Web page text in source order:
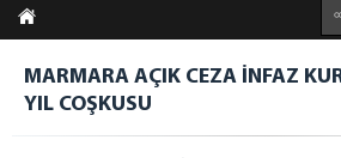
Kurumumuz
Faaliyet Alanı
Duruşma Salonu
MARMARA AÇIK CEZA İNFAZ
YIL COŞKUSU